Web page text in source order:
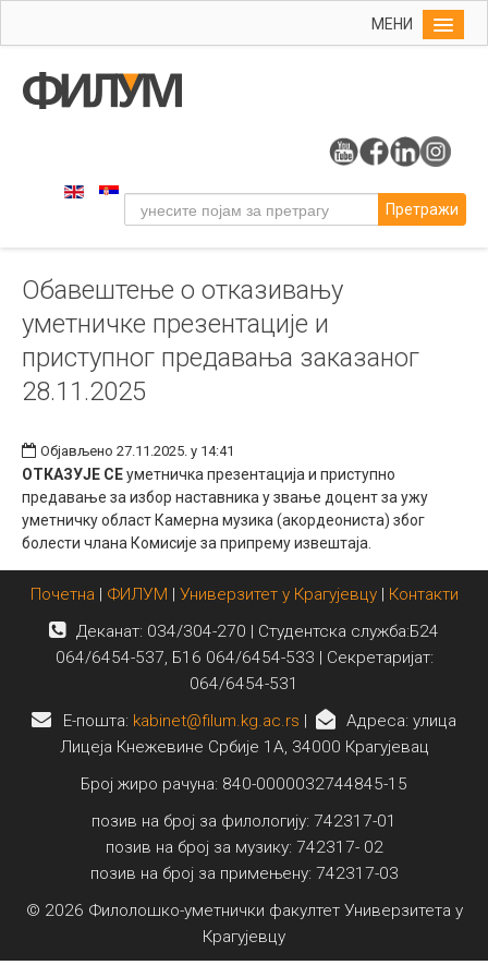
МЕНИ
Упис
Уметност
Музичка уметност
Примењена и ликовна уметност
Галерија
Издаваштво
Библиотека
Студенти
Међународна
Претражи
Обавештење о отказивању
уметничке презентације и
приступног предавања заказаног
28.11.2025
Објављено 27.11.2025. у 14:41
ОТКАЗУЈЕ СЕуметничка презентација и приступно
предавање за избор наставника у звање доцент за ужу
уметничку област Камерна музика (акордеониста) због
болести члана Комисије за припрему извештаја.
Почетна | ФИЛУМ | Универзитет у Крагујевцу| Контакти
Деканат: 034/304-270 | Студентска служба:Б24
064/6454-537, Б16 064/6454-533 | Секретаријат:
064/6454-531
E-пошта: kabinet@filum.kg.ac.rs |
Адреса: улица
Лицеја Кнежевине Србије 1А, 34000 Крагујевац
Број жиро рачуна: 840-0000032744845-15
позив на број за филологију: 742317-01
позив на број за музику: 742317- 02
позив на број за примењену: 742317-03
© 2026 Филолошко-уметнички факултет Универзитета у
Крагујевцу